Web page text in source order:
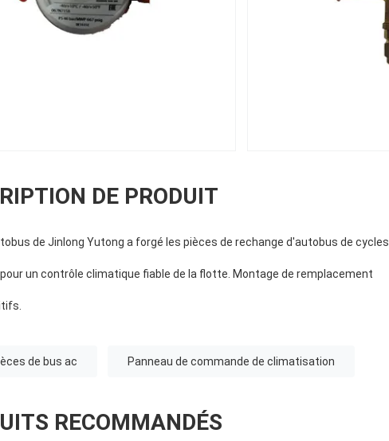
DE PRODUIT
de Jinlong Yutong a forgé les pièces de rechange d'autobus de cycles
un contrôle climatique fiable de la flotte. Montage de remplacement
de bus ac Panneau de commande de climatisation
RECOMMANDÉS